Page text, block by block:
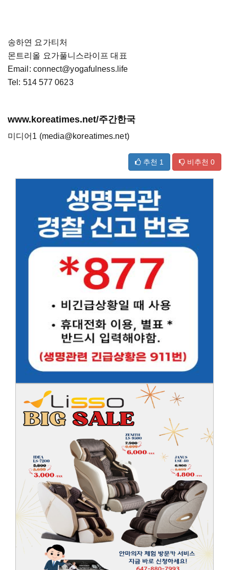
송하연 요가티처
몬트리올 요가풀니스라이프 대표
Email: connect@yogafulness.life
Tel: 514 577 0623
www.koreatimes.net/주간한국
미디어1 (media@koreatimes.net)
추천 1 비추천 0